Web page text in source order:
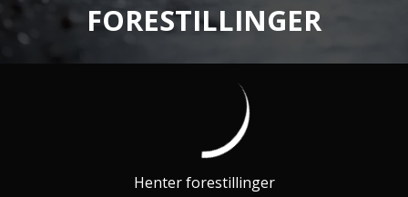
FORESTILLINGER
Henter forestillinger